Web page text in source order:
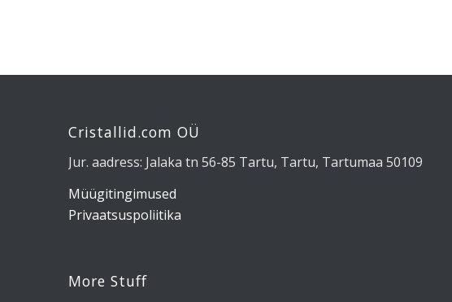
Cristallid.com OÜ
Jur. aadress: Jalaka tn 56-85 Tartu, Tartu, Tartumaa 50109
Müügitingimused
Privaatsuspoliitika
More Stuff